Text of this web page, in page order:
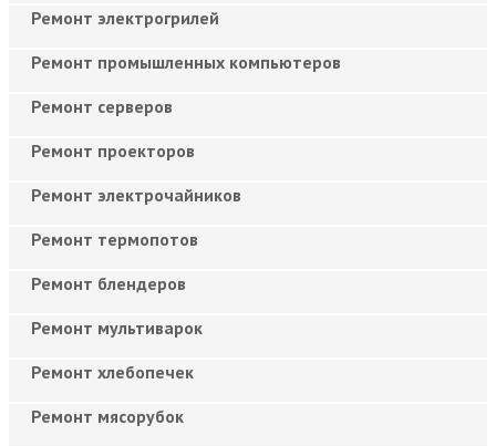
Ремонт электрогрилей
Ремонт промышленных компьютеров
Ремонт серверов
Ремонт проекторов
Ремонт электрочайников
Ремонт термопотов
Ремонт блендеров
Ремонт мультиварок
Ремонт хлебопечек
Ремонт мясорубок